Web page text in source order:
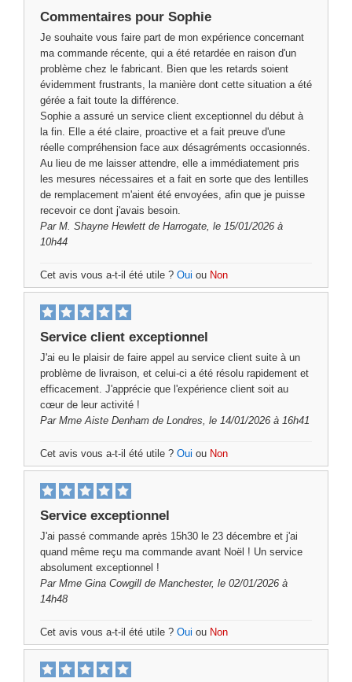
Commentaires pour Sophie
Je souhaite vous faire part de mon expérience concernant
ma commande récente, qui a été retardée en raison d'un
problème chez le fabricant. Bien que les retards soient
évidemment frustrants, la manière dont cette situation a été
gérée a fait toute la différence.
Sophie a assuré un service client exceptionnel du début à
la fin. Elle a été claire, proactive et a fait preuve d'une
réelle compréhension face aux désagréments occasionnés.
Au lieu de me laisser attendre, elle a immédiatement pris
les mesures nécessaires et a fait en sorte que des lentilles
de remplacement m'aient été envoyées, afin que je puisse
recevoir ce dont j'avais besoin.
Par M. Shayne Hewlett de Harrogate, le 15/01/2026 à
10h44
Cet avis vous a-t-il été utile ? Oui ou Non
Service client exceptionnel
J'ai eu le plaisir de faire appel au service client suite à un
problème de livraison, et celui-ci a été résolu rapidement et
efficacement. J'apprécie que l'expérience client soit au
cœur de leur activité !
Par Mme Aiste Denham de Londres, le 14/01/2026 à 16h41
Cet avis vous a-t-il été utile ? Oui ou Non
Service exceptionnel
J'ai passé commande après 15h30 le 23 décembre et j'ai
quand même reçu ma commande avant Noël ! Un service
absolument exceptionnel !
Par Mme Gina Cowgill de Manchester, le 02/01/2026 à
14h48
Cet avis vous a-t-il été utile ? Oui ou Non